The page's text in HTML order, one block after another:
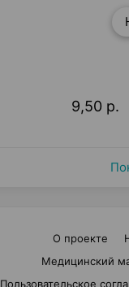
9,50 р.
О проекте
Медицинский
Пользовательское